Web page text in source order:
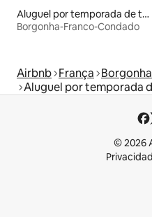
Aluguel por temporada de tendas
Borgonha-Franco-Condado
Airbnb França
Aluguel por temporada
© 2026